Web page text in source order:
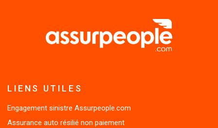
LIENS UTILES
Engagement sinistre Assurpeople.com
Assurance auto résilié non paiement